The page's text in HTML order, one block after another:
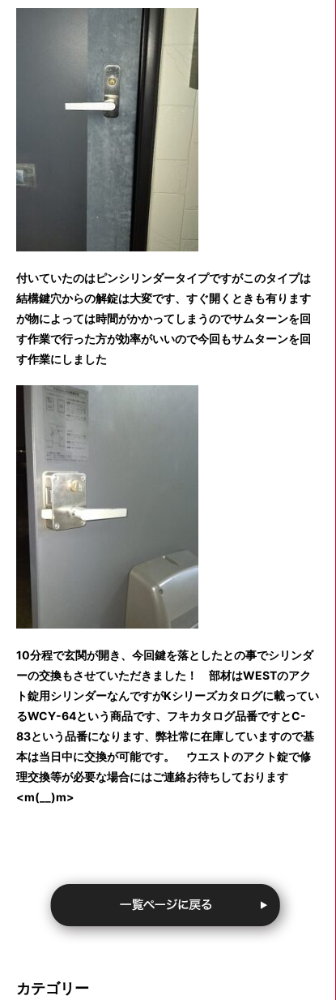
付いていたのはピンシリンダータイプですがこのタイプは
結構鍵穴からの解錠は大変です、すぐ開くときも有ります
が物によっては時間がかかってしまうのでサムターンを回
す作業で行った方が効率がいいので今回もサムターンを回
す作業にしました
10分程で玄関が開き、今回鍵を落としたとの事でシリンダ
ーの交換もさせていただきました！ 部材はWESTのアク
ト錠用シリンダーなんですがKシリーズカタログに載ってい
るWCY-64という商品です、フキカタログ品番ですとC-
83という品番になります、弊社常に在庫していますので基
本は当日中に交換が可能です。 ウエストのアクト錠で修
理交換等が必要な場合にはご連絡お待ちしております
<m(__)m>
カテゴリー